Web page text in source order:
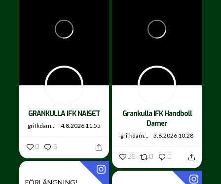
GRANKULLA IFK NAISET
grifkdamer 4.8.2026 11:55
0 5
Grankulla IFK Handboll
Damer
grifkdamer 3.8.2026 10:28
26 0 0